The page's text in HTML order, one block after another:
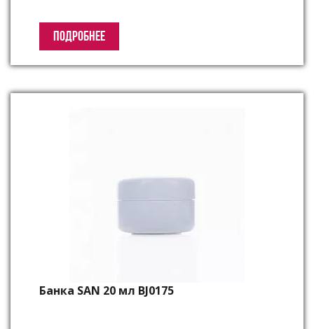
ПОДРОБНЕЕ
Банка SAN 20 мл BJ0175